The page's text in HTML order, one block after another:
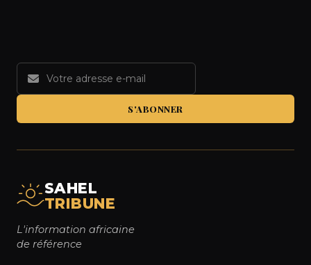
S'ABONNER
SAHEL
TRIBUNE
L'information africaine
de référence